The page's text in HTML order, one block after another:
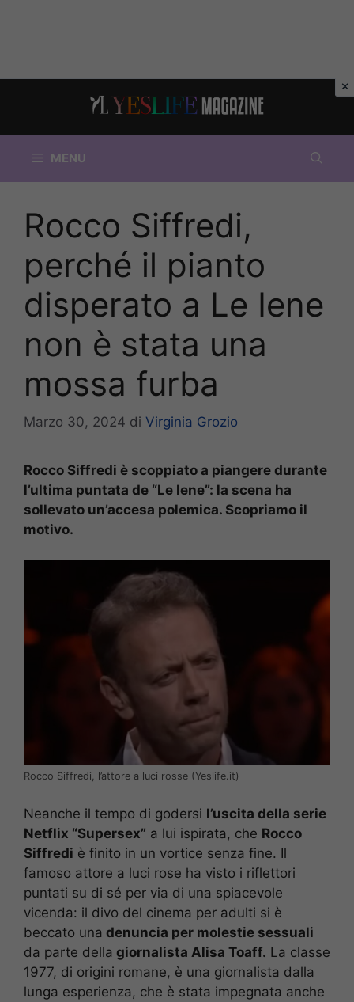
MENU
Rocco Siffredi,
perché il pianto
disperato a Le Iene
non è stata una
mossa furba
Marzo 30, 2024 di Virginia Grozio
Rocco Siffredi è scoppiato a piangere durante
l’ultima puntata de “Le Iene”: la scena ha
sollevato un’accesa polemica. Scopriamo il
motivo.
Rocco Siffredi, l’attore a luci rosse (Yeslife.it)
Neanche il tempo di godersi l’uscita della serie
Netflix “Supersex” a lui ispirata, che Rocco
Siffredi è finito in un vortice senza fine. Il
famoso attore a luci rose ha visto i riflettori
puntati su di sé per via di una spiacevole
vicenda: il divo del cinema per adulti si è
beccato una denuncia per molestie sessuali
da parte della giornalista Alisa Toaff. La classe
1977, di origini romane, è una giornalista dalla
lunga esperienza, che è stata impegnata anche